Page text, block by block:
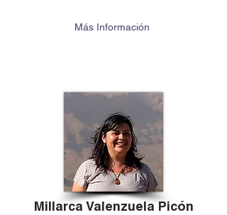
Más Información
Millarca Valenzuela Picón